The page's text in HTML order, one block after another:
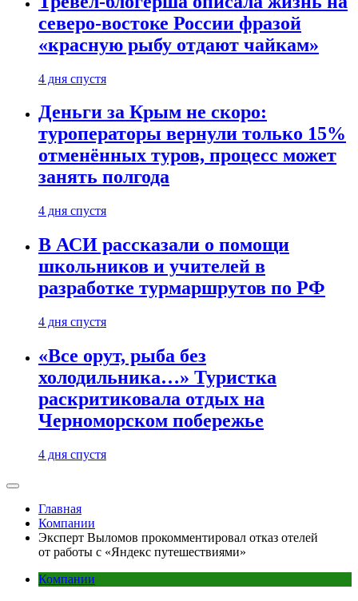
северо-востоке России фразой
«красную рыбу отдают чайкам»
4 дня спустя
Деньги за Крым не скоро:
туроператоры вернули только 15%
отменённых туров, процесс может
занять полгода
4 дня спустя
В АСИ рассказали о помощи
школьников и учителей в
разработке турмаршрутов по РФ
4 дня спустя
«Все орут, рыба без
холодильника…» Туристка
раскритиковала отдых на
Черноморском побережье
4 дня спустя
Главная
Компании
Эксперт Выломов прокомментировал отказ отелей
от работы с «Яндекс путешествиями»
Компании